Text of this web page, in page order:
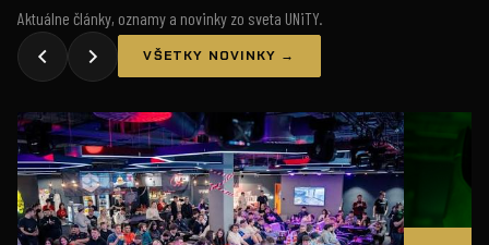
Aktuálne články, oznamy a novinky zo sveta UNiTY.
VŠETKY NOVINKY →